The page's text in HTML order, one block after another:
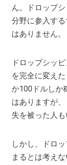
ん。ドロップ
分野に参入す
はありません。
ドロップシッ
を完全に変え
か100ドルしか
はありますが
失を被った人も
しかし、ドロ
まるとは考え